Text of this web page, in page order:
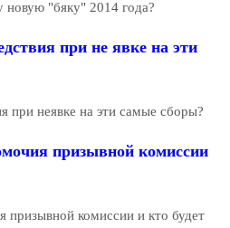
новую "бяку" 2014 года?
при не явке на эти
при неявке на эти самые сборы?
призывной комиссии
призывной комиссии и кто будет